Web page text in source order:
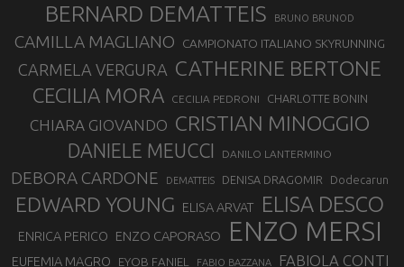
BERNARD DEMATTEIS BRUNO BRUNOD
CAMILLA MAGLIANO CAMPIONATO ITALIANO SKYRUNNING
CARMELA VERGURA CATHERINE BERTONE
CECILIA MORA CECILIA PEDRONI CHARLOTTE BONIN
CHIARA GIOVANDO CRISTIAN MINOGGIO
DANIELE MEUCCI DANILO LANTERMINO
DEBORA CARDONE DEMATTEIS DENISA DRAGOMIR Dodecarun
EDWARD YOUNG ELISA ARVAT ELISA DESCO
ENRICA PERICO ENZO CAPORASO ENZO MERSI
EUFEMIA MAGRO EYOB FANIEL FABIO BAZZANA FABIOLA CONTI